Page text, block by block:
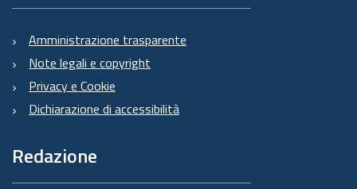
Amministrazione trasparente
Note legali e copyright
Privacy e Cookie
Dichiarazione di accessibilità
Redazione